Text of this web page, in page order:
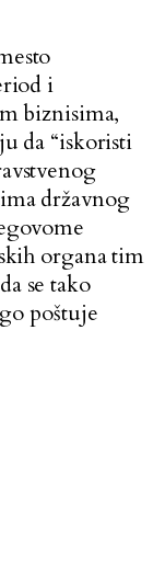
i
biznisima,
da “iskoristi
državnog
organa tim
se tako
poštuje